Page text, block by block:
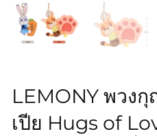
LEMONY พวง
เปีย Hugs of